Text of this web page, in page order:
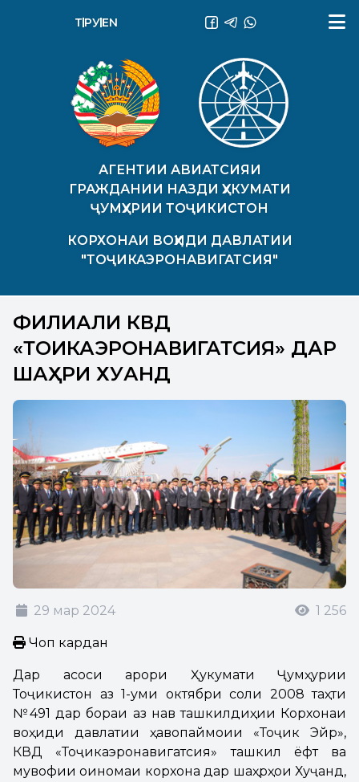
АГЕНТИИ АВИАТСИЯИ
ГРАЖДАНИИ НАЗДИ ҲУКУМАТИ
ҶУМҲУРИИ ТОҶИКИСТОН
КОРХОНАИ ВОҲИДИ ДАВЛАТИИ
"ТОҶИКАЭРОНАВИГАТСИЯ"
ТҶ РУEN
ФИЛИАЛИ КВД
«ТОҶИКАЭРОНАВИГАТСИЯ» ДАР
ШАҲРИ ХУҶАНД
29 мар 2024 1 256
Чоп кардан
Дар асоси қарори Ҳукумати Ҷумҳурии
Тоҷикистон аз 1-уми октябри соли 2008 таҳти
№491 дар бораи аз нав ташкилдиҳии Корхонаи
воҳиди давлатии ҳавопаймоии «Тоҷик Эйр»,
КВД «Тоҷикаэронавигатсия» ташкил ёфт ва
мувофиқи оиномаи корхона дар шаҳрҳои Хуҷанд,